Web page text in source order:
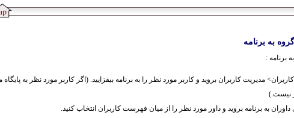
به برنامه
برنامه :
مدیریت کاربران بروید و کاربر مورد نظر را به برنامه بیفزایید. (اگر کاربر مورد نظر به
نیست.)
به برنامه بروید و داور مورد نظر را از میان فهرست کاربران انتخاب کنید.